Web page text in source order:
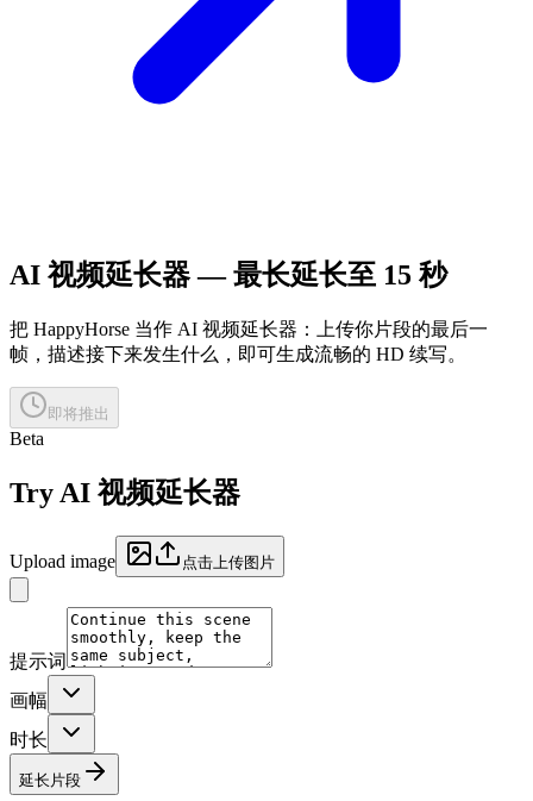
AI 视频延长器 — 最长延长至 15 秒
把 HappyHorse 当作 AI 视频延长器：上传你片段的最后一
帧，描述接下来发生什么，即可生成流畅的 HD 续写。
即将推出
Beta
Try AI 视频延长器
Upload image 点击上传图片
提示词
画幅
时长
延长片段